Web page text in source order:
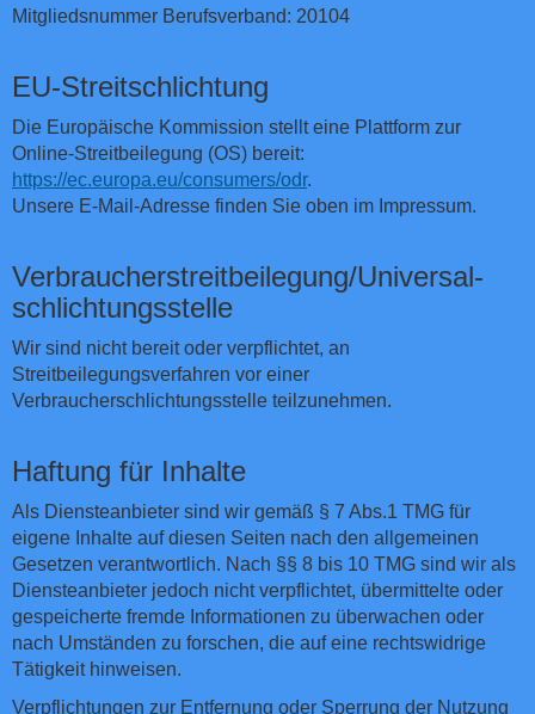
Mitgliedsnummer Berufsverband: 20104
EU-Streitschlichtung
Die Europäische Kommission stellt eine Plattform zur
Online-Streitbeilegung (OS) bereit:
https://ec.europa.eu/consumers/odr.
Unsere E-Mail-Adresse finden Sie oben im Impressum.
Verbraucher­streit­beilegung/Universal­
schlichtungs­stelle
Wir sind nicht bereit oder verpflichtet, an
Streitbeilegungsverfahren vor einer
Verbraucherschlichtungsstelle teilzunehmen.
Haftung für Inhalte
Als Diensteanbieter sind wir gemäß § 7 Abs.1 TMG für
eigene Inhalte auf diesen Seiten nach den allgemeinen
Gesetzen verantwortlich. Nach §§ 8 bis 10 TMG sind wir als
Diensteanbieter jedoch nicht verpflichtet, übermittelte oder
gespeicherte fremde Informationen zu überwachen oder
nach Umständen zu forschen, die auf eine rechtswidrige
Tätigkeit hinweisen.
Verpflichtungen zur Entfernung oder Sperrung der Nutzung